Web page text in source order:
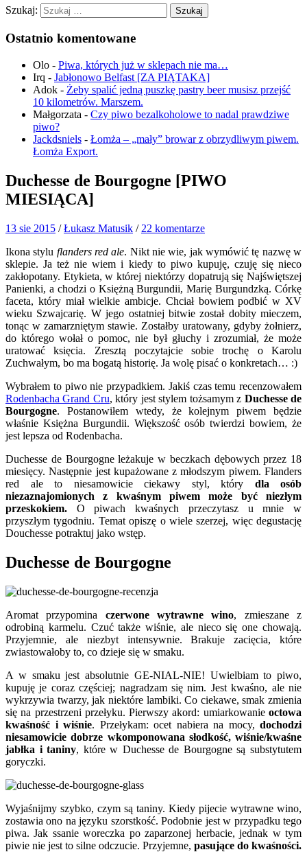
Szukaj:
Ostatnio komentowane
Olo - Piwa, których już w sklepach nie ma…
Irq - Jabłonowo Belfast [ZA PIĄTAKA]
Adok - Żeby spalić jedną puszkę pastry beer musisz przejść
10 kilometrów. Marszem.
Małgorzata - Czy piwo bezalkoholowe to nadal prawdziwe
piwo?
Jackdsniels - Łomża – „mały” browar z obrzydliwym piwem.
Łomża Export.
Duchesse de Bourgogne [PIWO
MIESIĄCA]
13 sie 2015 /Łukasz Matusik / 22 komentarze
Ikona stylu flanders red ale. Nikt nie wie, jak wymówić tę nazwę w
sklepie. Ja też nie wiem i kiedy to piwo kupuję, czuję się nieco
zakłopotany. Etykieta, w której niektórzy dopatrują się Najświętszej
Panienki, a chodzi o Księżną Burgundii, Marię Burgundzką. Córkę
faceta, który miał wielkie ambicje. Chciał bowiem podbić w XV
wieku Szwajcarię. W jego ostatniej bitwie został dobity mieczem,
tonąc w zamarzniętym stawie. Zostałby uratowany, gdyby żołnierz,
do którego wołał o pomoc, nie był głuchy i zrozumiał, że może
uratować księcia. Zresztą poczytajcie sobie trochę o Karolu
Zuchwałym, bo ma bogatą historię. Ja wolę pisać o konkretach… :)
Wybrałem to piwo nie przypadkiem. Jakiś czas temu recenzowałem
Rodenbacha Grand Cru, który jest stylem tożsamym z Duchesse de
Bourgogne. Postanowiłem wtedy, że kolejnym piwem będzie
właśnie Księżna Burgundii. Większość osób twierdzi bowiem, że
jest lepsza od Rodenbacha.
Duchesse de Bourgogne leżakuje w beczkach dębowych przez 18
miesięcy. Następnie jest kupażowane z młodszym piwem. Flanders
red ale to niesamowicie ciekawy styl, który dla osób
niezaznajomionych z kwaśnym piwem może być niezłym
przeskokiem. O piwach kwaśnych przeczytasz u mnie w
przyszłym tygodniu. Temat opiszę o wiele szerzej, więc degustację
Douchesse potraktuj jako wstęp.
Duchesse de Bourgogne
Aromat przypomina czerwone wytrawne wino, zmieszane z
odrobiną karmelu. Czuć także wiśnie, ale nieco się one chowają.
Przyjemnie, ale niezbyt intensywnie. Brakuje zacięcia, które
zwiastowałoby to, co dzieje się w smaku.
A w smaku jest absolutnie GE-NIAL-NIE! Uwielbiam to piwo,
kupuję je coraz częściej; nagradzam się nim. Jest kwaśno, ale nie
wykrzywia twarzy, jak niektóre lambiki. Co ciekawe, smak zmienia
się na przestrzeni przełyku. Pierwszy akord: umiarkowanie octowa
kwaśność i wiśnie. Przełykam: ocet nabiera na mocy, dochodzi
niesamowicie dobrze wkomponowana słodkość, wiśnie/kwaśne
jabłka i taniny, które w Duchesse de Bourgogne są substytutem
goryczki.
Wyjaśnijmy szybko, czym są taniny. Kiedy pijecie wytrawne wino,
zostawia ono na języku szorstkość. Podobnie jest w przypadku tego
piwa. Jak ssanie woreczka po zaparzonej herbacie, jednak w tym
piwie nie jest to silne odczucie. Przyjemne, pasujące do kwaśności.